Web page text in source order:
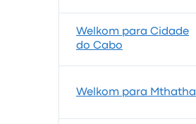
Welkom para Cidade
do Cabo
Welkom para Mthatha